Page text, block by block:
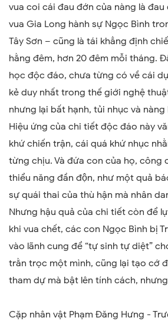
vua coi cái đau đớn của nàng là đau
vua Gia Long hành sự Ngọc Bình
Tây Sơn – cũng là tái khẳng định
hằng đêm, hơn 20 đêm mỗi tháng.
học độc đáo, chưa từng có về cái
kẻ duy nhất trong thế giới nghệ
nhưng lại bất hạnh, tủi nhục và
Hiệu ứng của chi tiết độc đáo này
khứ chiến trận, cái quá khứ nhục
từng chịu. Và đứa con của họ, công
thiểu năng đần độn, như một quả
sự quái thai của thù hận mà nhân
Nhưng hậu quả của chi tiết còn để
khi vua chết, các con Ngọc Bình bị
vào lãnh cung để “tự sinh tự diệt”
trằn trọc một mình, cũng lại tạo cớ
tham dự mà bật lên tính cách,
Cặp nhân vật Phạm Đăng Hưng -